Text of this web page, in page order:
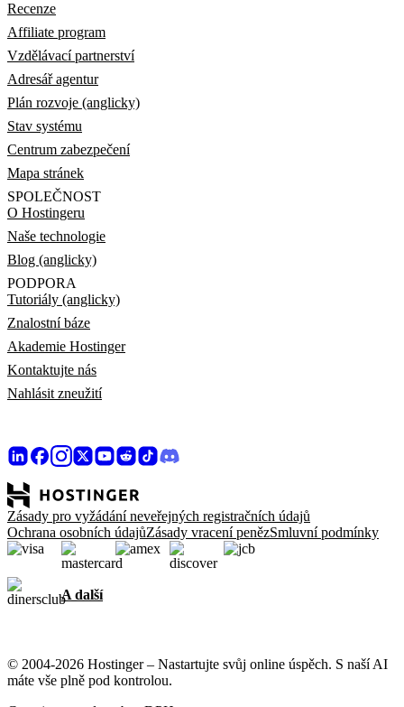
Recenze
Affiliate program
Vzdělávací partnerství
Adresář agentur
Plán rozvoje (anglicky)
Stav systému
Centrum zabezpečení
Mapa stránek
SPOLEČNOST
O Hostingeru
Naše technologie
Blog (anglicky)
PODPORA
Tutoriály (anglicky)
Znalostní báze
Akademie Hostinger
Kontaktujte nás
Nahlásit zneužití
Zásady pro vyžádání neveřejných registračních údajů
Ochrana osobních údajůZásady vracení penězSmluvní podmínky
A další
© 2004-2026 Hostinger – Nastartujte svůj online úspěch. S naší AI
máte vše plně pod kontrolou.